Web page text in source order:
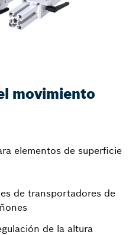
movimiento
elementos de superficie
de transportadores de
de la altura